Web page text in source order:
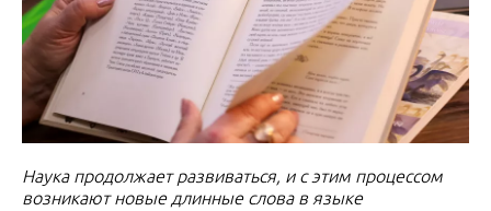
Наука продолжает развиваться, и с этим процессом
возникают новые длинные слова в языке